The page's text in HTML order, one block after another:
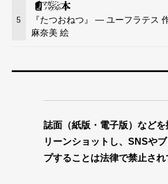
5
『たつおねつ』 — ユーフラテス
麻奈美 絵
誌面（紙版・電子版）などを
リーンショットし、SNSや
プすることは法律で禁止され